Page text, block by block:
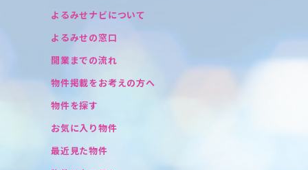
よるみせナビについて
よるみせの窓口
開業までの流れ
物件掲載をお考えの方へ
物件を探す
お気に入り物件
最近見た物件